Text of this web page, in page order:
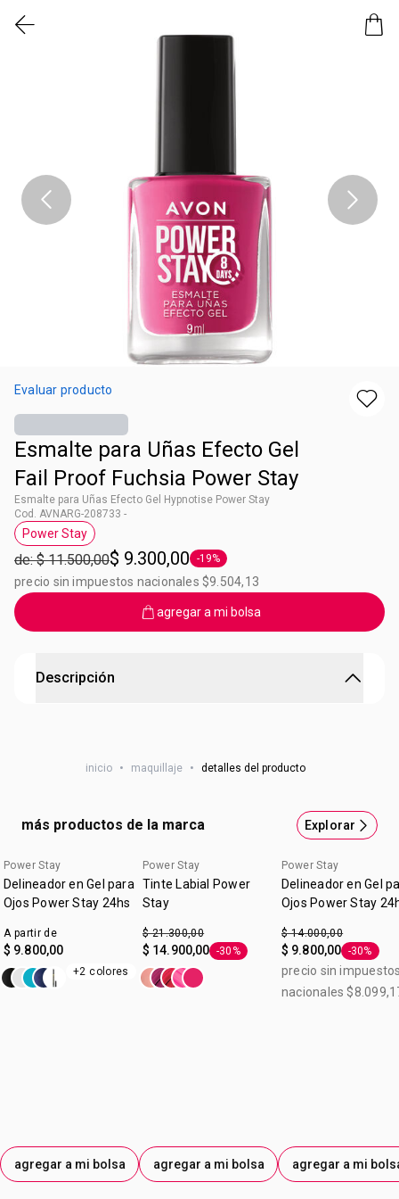
Evaluar producto
Esmalte para Uñas Efecto Gel
Fail Proof Fuchsia Power Stay
Esmalte para Uñas Efecto Gel Hypnotise Power Stay
Cod. AVNARG-208733 -
Etiqueta Power Stay
Power Stay
de: $ 11.500,00$ 9.300,00 Etiqueta -19%
-19%
precio sin impuestos nacionales $9.504,13
agregar a mi bolsa
Descripción
8 días* de color y brillo intactos. Con tecnología Color Lock
más días. Brillo extremo y cobertura uniforme que dura
por más tiempo. Contenido 9 ml. *Basado en una prueba
inicio • maquillaje • detalles del producto
más productos de la marca Explorar
Power Stay
Delineador en Gel para
Ojos Power Stay 24hs
A partir de
$ 9.800,00
+2 colores
agregar a mi bolsa
Power Stay
Tinte Labial Power
Stay
$ 21.300,00
$ 14.900,00 Etiqueta -30%
-30%
agregar a mi bolsa
Power Stay
Delineador en Gel
Ojos Power Stay
$ 14.000,00
$ 9.800,00 Etiqueta -
-30%
precio sin
nacionales
agregar a mi